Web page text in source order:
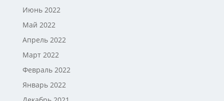
Июнь 2022
Май 2022
Апрель 2022
Март 2022
Февраль 2022
Январь 2022